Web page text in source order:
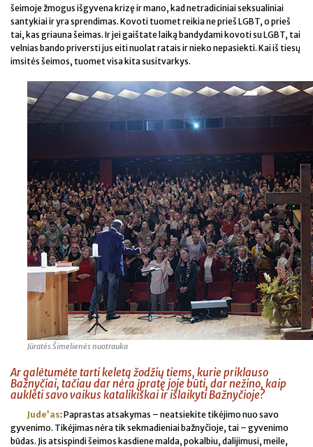
šeimoje žmogus išgyvena krizę ir mano, kad netradiciniai seksualiniai
santykiai ir yra sprendimas. Kovoti tuomet reikia ne prieš LGBT, o prieš
tai, kas griauna šeimas. Ir jei gaištate laiką bandydami kovoti su LGBT, tai
velnias bando priversti jus eiti nuolat ratais ir nieko nepasiekti. Kai iš tiesų
imsitės šeimos, tuomet visa kita susitvarkys.
Jūratės Šimelienės nuotrauka
Ar galėtumėte tarti keletą žodžių tiems, kurie priklauso
Bažnyčiai, tačiau dar nėra įpratę joje būti, dar nežino, kaip
auklėti savo vaikus katalikiškai ir išlaikyti Bažnyčioje?
Jude’as: Paprastas atsakymas – neatsiekite tikėjimo nuo savo
gyvenimo. Tikėjimas nėra tik sekmadieniai bažnyčioje, tai – gyvenimo
būdas. Jis atsispindi šeimos kasdiene malda, pokalbiu, dalijimusi, meile,